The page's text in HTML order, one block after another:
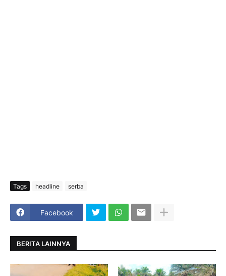
Tags headline serba
Facebook
BERITA LAINNYA